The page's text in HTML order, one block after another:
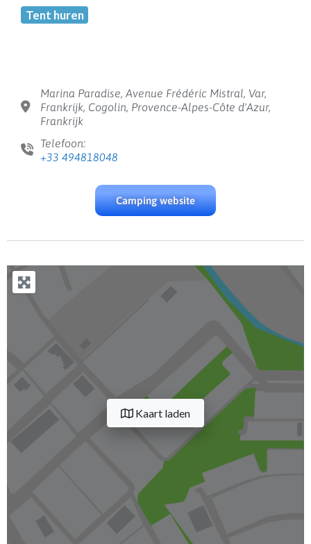
Tent huren
Marina Paradise, Avenue Frédéric Mistral, Var,
Frankrijk, Cogolin, Provence-Alpes-Côte d'Azur,
Frankrijk
Telefoon:
+33 494818048
Camping website
Kaart laden